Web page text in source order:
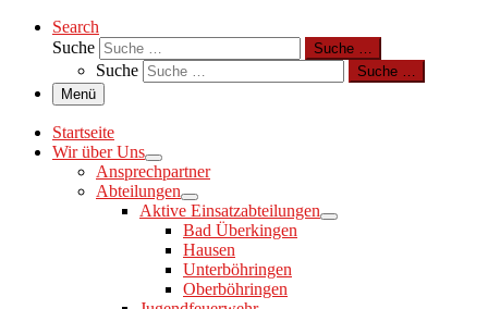
Search
Suche
Suche …
Suche
Suche …
Menü
Startseite
Wir über Uns
Ansprechpartner
Abteilungen
Aktive Einsatzabteilungen
Bad Überkingen
Hausen
Unterböhringen
Oberböhringen